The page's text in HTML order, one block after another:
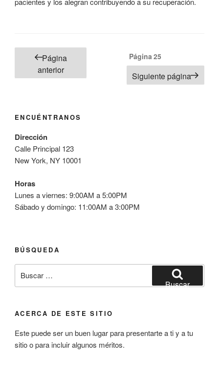
Paginación
entradas
Página
anterior
Página25
Siguiente página
ENCUÉNTRANOS
Dirección
Calle Principal 123
New York, NY 10001
Horas
Lunes a viernes: 9:00AM a 5:00PM
Sábado y domingo: 11:00AM a 3:00PM
BÚSQUEDA
por:
Buscar
ACERCA DE ESTE SITIO
Este puede ser un buen lugar para presentarte a ti y a tu
sitio o para incluir algunos méritos.